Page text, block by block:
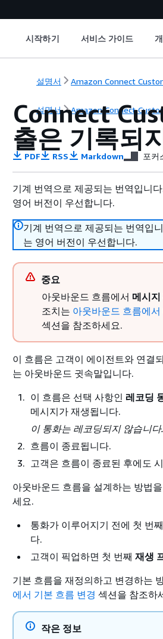
시작하기 서비스 가이드
설명서 Amazon Connect
설명서 Amazon Connect
Connect
출은 기록되
PDF RSS Markdown 포커
기계 번역으로 제공되는 번역입니
영어 버전이 우선합니다.
기계 번역으로 제공되는 번역입
는 영어 버전이 우선합니다.
중요
아웃바운드 흐름에서 메시
조치는 아웃바운드 흐름에
섹션을 참조하세요.
이 흐름은 고객이 에이전트와 연결
는 아웃바운드 귓속말입니다.
이 흐름은 선택 사항인 레코딩
메시지가 재생됩니다.
이 통화는 레코딩되지 않습니다.
흐름이 종료됩니다.
고객은 흐름이 종료된 후에도
아웃바운드 흐름을 설계하는 방법
세요.
통화가 이루어지기 전에 첫 번째
다.
고객이 픽업하면 첫 번째 재생
기본 흐름을 재정의하고 변경하는
에서 기본 흐름 변경 섹션을 참조하
작은 정보